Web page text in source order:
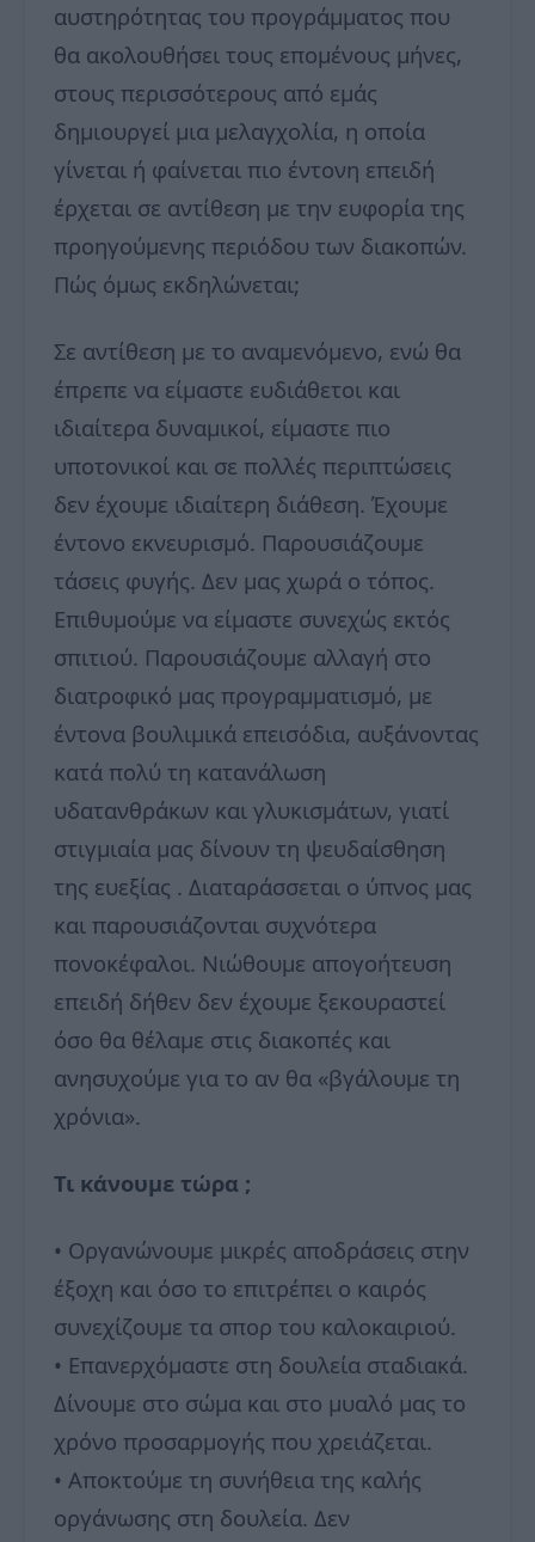
αυστηρότητας του προγράμματος που
θα ακολουθήσει τους επομένους μήνες,
στους περισσότερους από εμάς
δημιουργεί μια μελαγχολία, η οποία
γίνεται ή φαίνεται πιο έντονη επειδή
έρχεται σε αντίθεση με την ευφορία της
προηγούμενης περιόδου των διακοπών.
Πώς όμως εκδηλώνεται;
Σε αντίθεση με το αναμενόμενο, ενώ θα
έπρεπε να είμαστε ευδιάθετοι και
ιδιαίτερα δυναμικοί, είμαστε πιο
υποτονικοί και σε πολλές περιπτώσεις
δεν έχουμε ιδιαίτερη διάθεση. Έχουμε
έντονο εκνευρισμό. Παρουσιάζουμε
τάσεις φυγής. Δεν μας χωρά ο τόπος.
Επιθυμούμε να είμαστε συνεχώς εκτός
σπιτιού. Παρουσιάζουμε αλλαγή στο
διατροφικό μας προγραμματισμό, με
έντονα βουλιμικά επεισόδια, αυξάνοντας
κατά πολύ τη κατανάλωση
υδατανθράκων και γλυκισμάτων, γιατί
στιγμιαία μας δίνουν τη ψευδαίσθηση
της ευεξίας . Διαταράσσεται ο ύπνος μας
και παρουσιάζονται συχνότερα
πονοκέφαλοι. Νιώθουμε απογοήτευση
επειδή δήθεν δεν έχουμε ξεκουραστεί
όσο θα θέλαμε στις διακοπές και
ανησυχούμε για το αν θα «βγάλουμε τη
χρόνια».
Τι κάνουμε τώρα ;
• Οργανώνουμε μικρές αποδράσεις στην
έξοχη και όσο το επιτρέπει ο καιρός
συνεχίζουμε τα σπορ του καλοκαιριού.
• Επανερχόμαστε στη δουλεία σταδιακά.
Δίνουμε στο σώμα και στο μυαλό μας το
χρόνο προσαρμογής που χρειάζεται.
• Αποκτούμε τη συνήθεια της καλής
οργάνωσης στη δουλεία. Δεν